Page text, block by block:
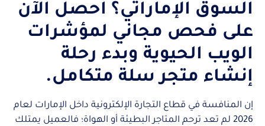
السوق الإماراتي؟ احصل الآن
على فحص مجاني لمؤشرات
الويب الحيوية وبدء رحلة
إنشاء متجر سلة متكامل.
إن المنافسة في قطاع التجارة الإلكترونية داخل الإمارات لعام
2026 لم تعد ترحم المتاجر البطيئة أو الهواة؛ فالعميل يمتلك